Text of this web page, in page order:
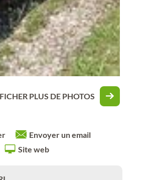
PLUS DE PHOTOS
Envoyer un email
Site web